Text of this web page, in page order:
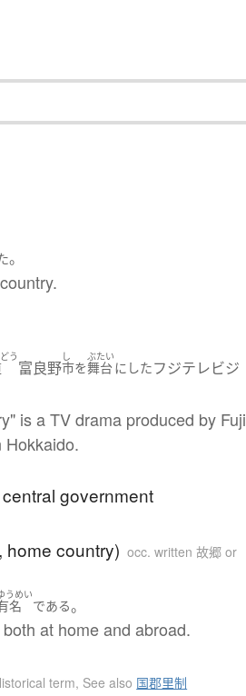
。
う
富良野
し
市を
ぶたい
舞台 に したフジテレビジ
is a TV drama produced by Fuji
Hokkaido.
government
home country) occ. written 故郷 or
うめい
名 である。
at home and abroad.
term, See also 国郡里制